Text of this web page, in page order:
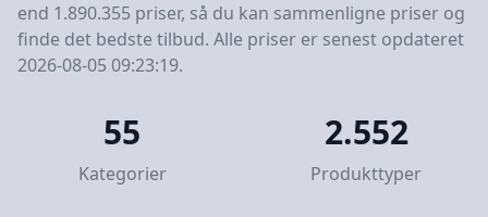
end 1.890.355 priser, så du kan sammenligne priser og
finde det bedste tilbud. Alle priser er senest opdateret
2026-08-05 09:23:19.
55
Kategorier
2.552
Produkttyper